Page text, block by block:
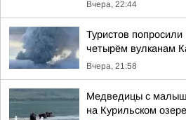
Вчера, 22:44
Туристов
четырём вулканам
Вчера, 21:58
Медведицы с
на Курильском озере